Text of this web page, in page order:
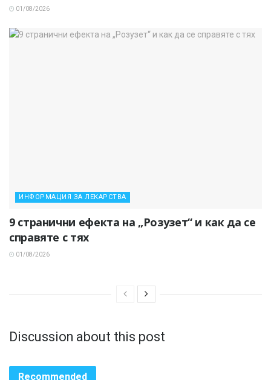
01/08/2026
ИНФОРМАЦИЯ ЗА ЛЕКАРСТВА
9 странични ефекта на „Розузет“ и как да се
справяте с тях
01/08/2026
Discussion about this post
Recommended